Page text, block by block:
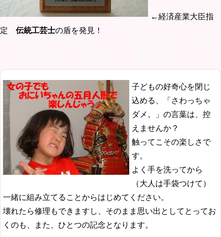
←経済産業大臣指
定 伝統工芸士の盾を発見！
子どもの好奇心を閉じ
込める、「さわっちゃ
ダメ。」の言葉は、控
えませんか？
触ってこその楽しさで
す。
よく手を洗ってから
（大人は手袋つけて）
一緒に組み立てることからはじめてください。
壊れたら修理もできますし、そのまま思い出としてとってお
くのも、また、ひとつの記念となります。